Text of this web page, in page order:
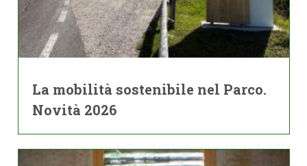
La mobilità sostenibile nel Parco.
Novità 2026